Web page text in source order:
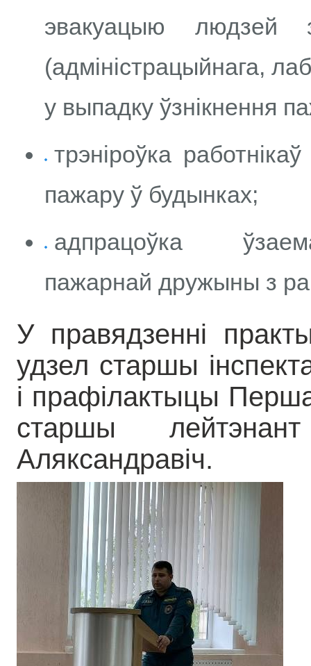
эвакуацыю людзей
(адміністрацыйнага,
у выпадку ўзнікнення
трэніроўка
пажару ў будынках;
адпрацоўка
пажарнай дружыны з
У правядзенні
удзел старшы
і прафілактыцы
старшы
Аляксандравіч.